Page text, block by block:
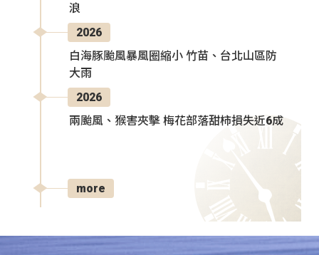
浪
2026
白海豚颱風暴風圈縮小 竹苗、台北山區防
大雨
2026
兩颱風、猴害夾擊 梅花部落甜柿損失近6成
more